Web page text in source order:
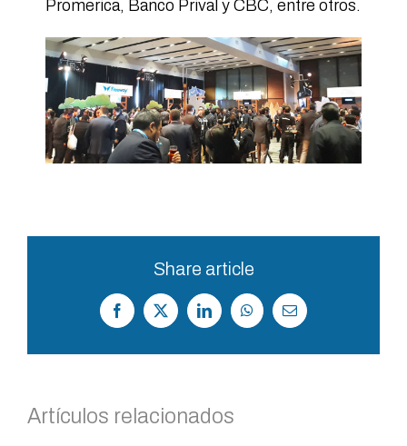
Promerica, Banco Prival y CBC, entre otros.
Share article
Facebook
X LinkedInWhatsApp
Correo
electrónico
Artículos relacionados